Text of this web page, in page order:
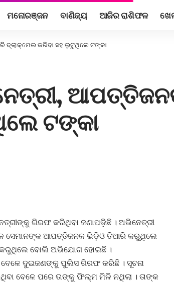
ମନୋରଞ୍ଜନ ବାଣିଜ୍ୟ ଆଜିର ରାଶିଫଳ
ବ୍ଲାକ୍‌ମେଲ କରିବା ସହ ଲୁଟୁଥିଲେ ଟଙ୍କା
ଟଙ୍କା
ଗିରଫ କରିଥିବା ଜଣାପଡ଼ିଛି । ଅଭିନେତ୍ରୀ
ସେମାନଙ୍କ ଆପତ୍ତିଜନକ ଭିଡ଼ିଓ ତିଆରି କରୁଥିଲେ
କରୁଥିଲେ ବୋଲି ଅଭିଯୋଗ ହୋଇଛି ।
ଦୁଇଜଣଙ୍କୁ ପୁଲିସ ଗିରଫ କରିଛି । ସୂଚନା
ବେଳେ ପରେ ତାଙ୍କୁ ଫିଲ୍ମ ମିଳି ନଥିଲା । ତାଙ୍କ